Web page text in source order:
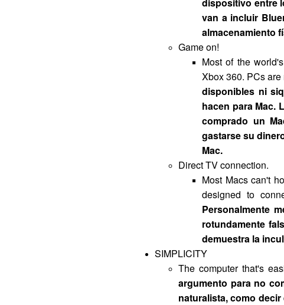
van a incluir
almacenamiento
Game on!
Most of the
Xbox 360. PCs are
disponibles ni
hacen para Mac.
comprado un
gastarse su
Mac.
Direct TV connection.
Most Macs can't
designed to
Personalmente
rotundamente
demuestra la
SIMPLICITY
The computer that's
argumento para no
naturalista, como